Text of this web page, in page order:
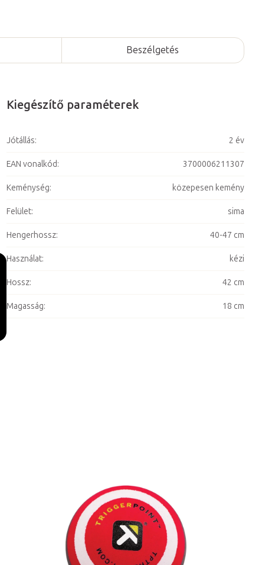
Beszélgetés
Kiegészítő paraméterek
Jótállás: 2 év
EAN vonalkód: 3700006211307
Keménység: közepesen kemény
Felület: sima
Hengerhossz: 40-47 cm
Használat: kézi
Hossz: 42 cm
Magasság: 18 cm